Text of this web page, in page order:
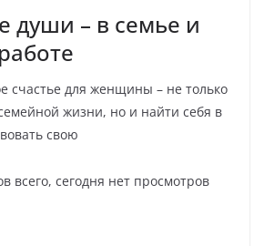
души – в семье и
счастье для женщины – не только
жизни, но и найти себя в
свою
всего, сегодня нет просмотров